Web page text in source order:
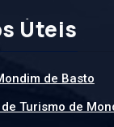
Úteis
de Basto
Turismo de